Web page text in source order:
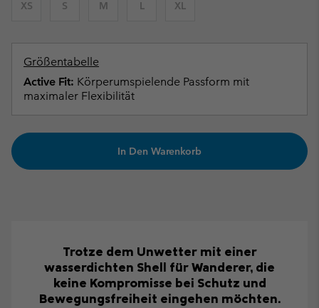
XS S M L XL
Größentabelle
Active Fit: Körperumspielende Passform mit
maximaler Flexibilität
In Den Warenkorb
Trotze dem Unwetter mit einer
wasserdichten Shell für Wanderer, die
keine Kompromisse bei Schutz und
Bewegungsfreiheit eingehen möchten.